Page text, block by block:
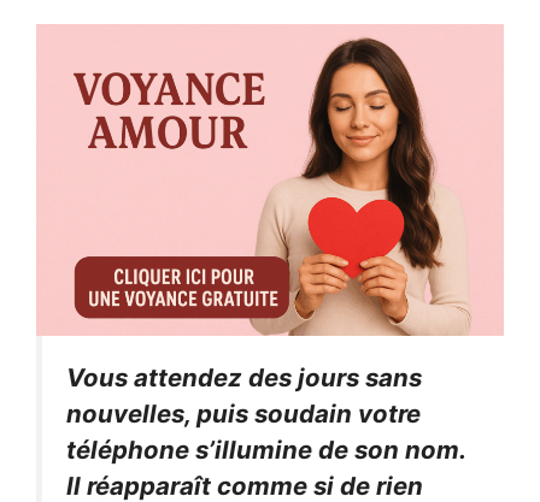
Vous attendez des jours sans
nouvelles, puis soudain votre
téléphone s’illumine de son nom.
Il réapparaît comme si de rien